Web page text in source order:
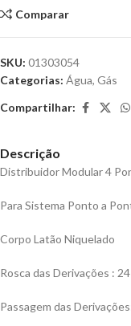
Comparar
SKU: 01303054
Categorias: Água, Gás
Compartilhar:
Descrição
Distribuidor Modular 4
Para Sistema Ponto a
Corpo Latão Niquelado
Rosca das Derivações :
Passagem das